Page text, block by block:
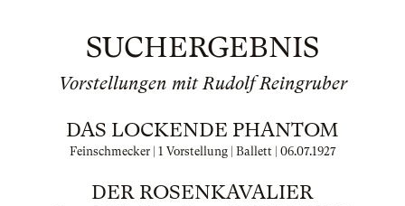
SUCHERGEBNIS
Vorstellungen mit Rudolf Reingruber
DAS LOCKENDE PHANTOM
Feinschmecker | 1 Vorstellung | Ballett | 06.07.1927
DER ROSENKAVALIER